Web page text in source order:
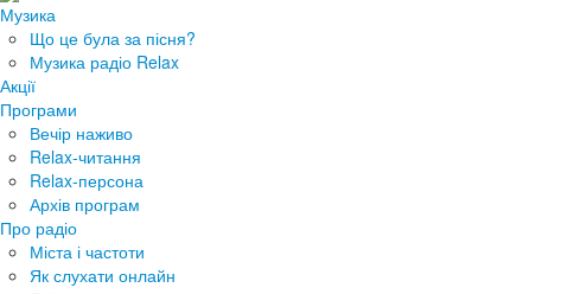
Музика
Що це була за пісня?
Музика радіо Relax
Акції
Програми
Вечір наживо
Relax-читання
Relax-персона
Архів програм
Про радіо
Міста і частоти
Як слухати онлайн